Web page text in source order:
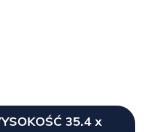
35.4 x